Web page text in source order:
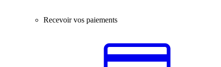
Recevoir vos paiements